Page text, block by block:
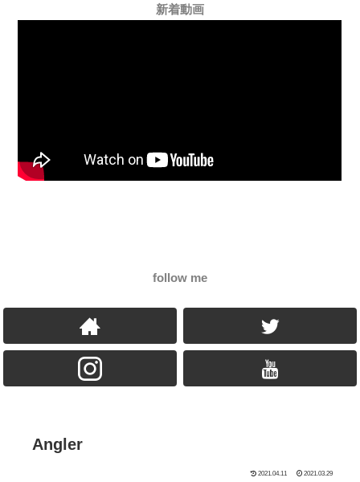
新着動画
follow me
Angler
2021.04.11 2021.03.29